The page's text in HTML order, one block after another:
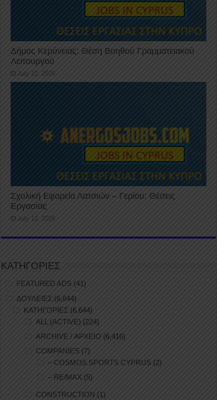
Δήμος Κερύνειας: Θέση Βοηθού Γραμματειακού
Λειτουργού
July 12, 2026
Σχολική Εφορεία Λατσιών – Γερίου: Θέσεις
Εργασίας
July 12, 2026
ΚΑΤΗΓΟΡΙΕΣ
FEATURED ADS (41)
ΔΟΥΛΕΙΕΣ (6,644)
ΚΑΤΗΓΟΡΙΕΣ (6,644)
ALL (ACTIVE) (224)
ARCHIVE / ΑΡΧΕΙΟ (6,416)
COMPANIES (7)
– COSMOS SPORTS CYPRUS (2)
– RE/MAX (5)
CONSTRUCTION (1)